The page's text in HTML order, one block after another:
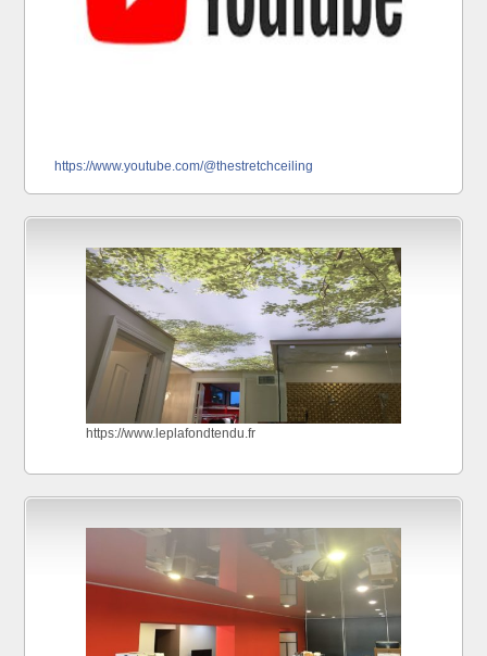
https://www.youtube.com/@thestretchceiling
https://www.leplafondtendu.fr